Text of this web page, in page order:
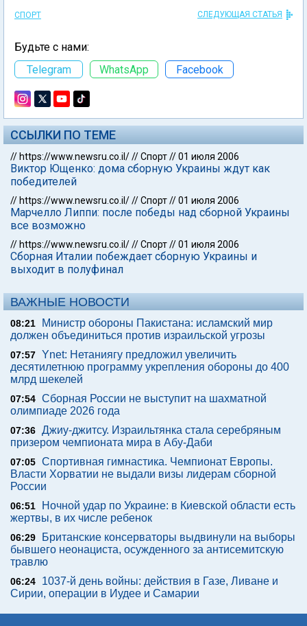
СПОРТ СЛЕДУЮЩАЯ СТАТЬЯ
Будьте с нами:
Telegram
WhatsApp Facebook
ССЫЛКИ ПО ТЕМЕ
// https://www.newsru.co.il///Спорт//01 июля 2006
Виктор Ющенко: дома сборную Украины ждут как
победителей
// https://www.newsru.co.il///Спорт//01 июля 2006
Марчелло Липпи: после победы над сборной Украины
все возможно
// https://www.newsru.co.il///Спорт//01 июля 2006
Сборная Италии побеждает сборную Украины и
выходит в полуфинал
ВАЖНЫЕ НОВОСТИ
08:21
Министр обороны Пакистана: исламский мир
должен объединиться против израильской угрозы
07:57 Ynet: Нетаниягу предложил увеличить
десятилетнюю программу укрепления обороны до 400
млрд шекелей
07:54 Сборная России не выступит на шахматной
олимпиаде 2026 года
07:36 Джиу-джитсу. Израильтянка стала серебряным
призером чемпионата мира в Абу-Даби
07:05 Спортивная гимнастика. Чемпионат Европы.
Власти Хорватии не выдали визы лидерам сборной
России
06:51
Ночной удар по Украине: в Киевской области есть
жертвы, в их числе ребенок
06:29
Британские консерваторы выдвинули на выборы
бывшего неонациста, осужденного за антисемитскую
травлю
06:24
1037-й день войны: действия в Газе, Ливане и
Сирии, операции в Иудее и Самарии